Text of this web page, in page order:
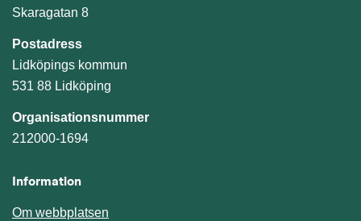
Skaragatan 8
Postadress
Lidköpings kommun
531 88 Lidköping
Organisationsnummer
212000-1694
Information
Om webbplatsen